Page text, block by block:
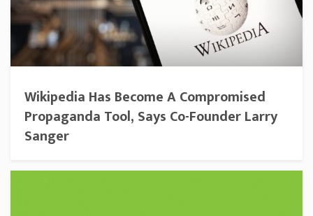
Wikipedia Has Become A Compromised
Propaganda Tool, Says Co-Founder Larry
Sanger